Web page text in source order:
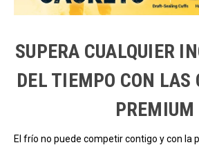
SUPERA CUALQUIER
DEL TIEMPO CON LAS
PREMIUM
El frío no puede competir contigo y con la